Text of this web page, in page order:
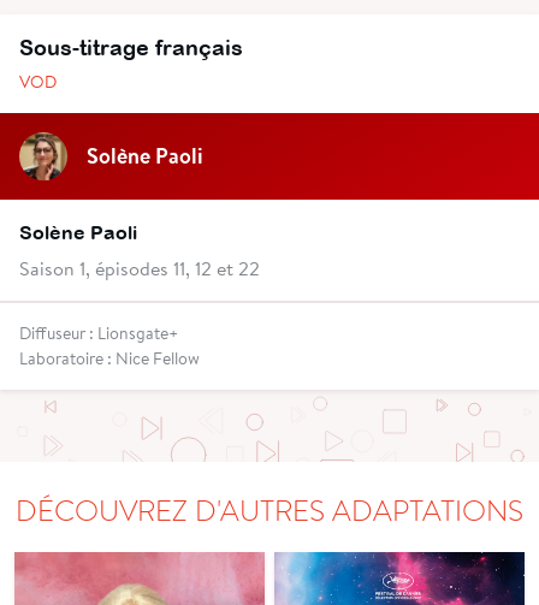
Sous-titrage français
VOD
Solène Paoli
Solène Paoli
Saison 1, épisodes 11, 12 et 22
Diffuseur : Lionsgate+
Laboratoire : Nice Fellow
DÉCOUVREZ D'AUTRES ADAPTATIONS